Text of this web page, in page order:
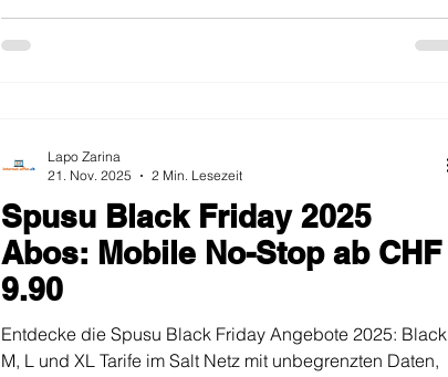
Spusu Black Friday 2025
Abos: Mobile No-Stop ab CHF
9.90
Entdecke die Spusu Black Friday Angebote 2025: Black
M, L und XL Tarife im Salt Netz mit unbegrenzten Daten,
Lapo Zarina
21. Nov. 2025
2 Min. Lesezeit